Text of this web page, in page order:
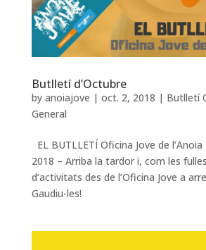
Butlletí d’Octubre
by anoiajove | oct. 2, 2018 | Butlletí
General
EL BUTLLETÍ Oficina Jove de l’Anoia
2018 – Arriba la tardor i, com les
d’activitats des de l’Oficina Jove a
Gaudiu-les!